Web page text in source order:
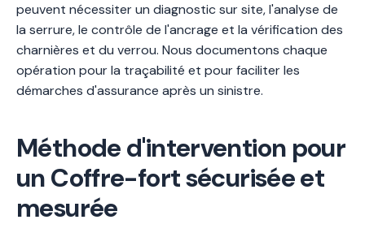
peuvent nécessiter un diagnostic sur site, l'analyse de
la serrure, le contrôle de l'ancrage et la vérification des
charnières et du verrou. Nous documentons chaque
opération pour la traçabilité et pour faciliter les
démarches d'assurance après un sinistre.
Méthode d'intervention pour
un Coffre-fort sécurisée et
mesurée